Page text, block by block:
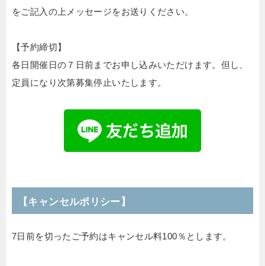
をご記入の上メッセージをお送りください。
【予約締切】
各日開催日の７日前までお申し込みいただけます。但し、
定員になり次第募集停止いたします。
【キャンセルポリシー】
7日前を切ったご予約はキャンセル料100％とします。